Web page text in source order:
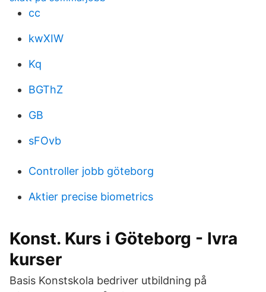
cc
kwXIW
Kq
BGThZ
GB
sFOvb
Controller jobb göteborg
Aktier precise biometrics
Konst. Kurs i Göteborg - Ivra
kurser
Basis Konstskola bedriver utbildning på